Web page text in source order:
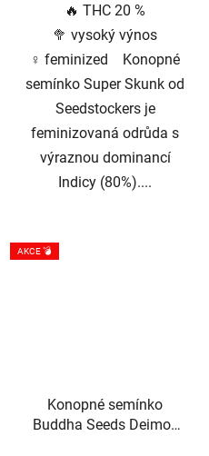
🔥 THC 20 %
🥦 vysoký výnos
♀️ feminized Konopné
semínko Super Skunk od
Seedstockers je
feminizovaná odrůda s
výraznou dominancí
Indicy (80%)....
AKCE 💣
Konopné semínko
Buddha Seeds Deimos